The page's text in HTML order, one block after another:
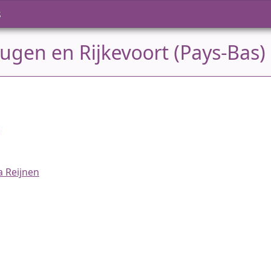
en Rijkevoort (Pays-Bas)
Reijnen